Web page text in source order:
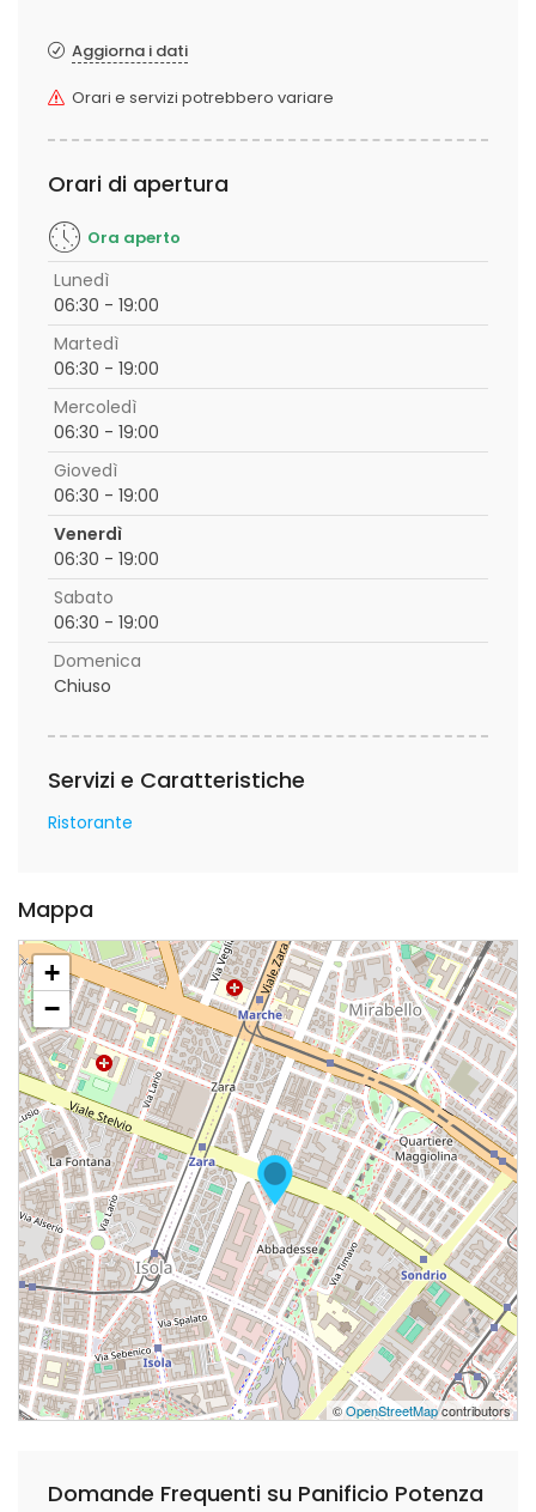
Aggiorna i dati
Orari e servizi potrebbero variare
Orari di apertura
Ora aperto
Lunedì
06:30 - 19:00
Martedì
06:30 - 19:00
Mercoledì
06:30 - 19:00
Giovedì
06:30 - 19:00
Venerdì
06:30 - 19:00
Sabato
06:30 - 19:00
Domenica
Chiuso
Servizi e Caratteristiche
Ristorante
Mappa
+
−
©OpenStreetMapcontributors
Domande Frequenti su Panificio Potenza